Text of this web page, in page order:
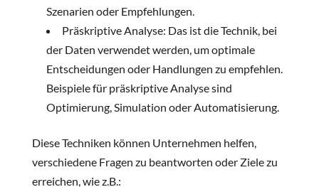
Szenarien oder Empfehlungen.
Präskriptive Analyse: Das ist die Technik, bei
der Daten verwendet werden, um optimale
Entscheidungen oder Handlungen zu empfehlen.
Beispiele für präskriptive Analyse sind
Optimierung, Simulation oder Automatisierung.
Diese Techniken können Unternehmen helfen,
verschiedene Fragen zu beantworten oder Ziele zu
erreichen, wie z.B.: